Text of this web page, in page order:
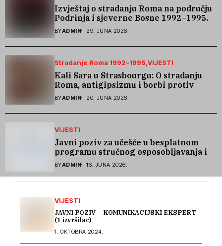
Izvještaj o stradanju Roma na području
Podrinja i sjeverne Bosne 1992–1995.
godine
BYADMIN 29. JUNA 2026.
Stradanje Roma 1992–1995 VIJESTI
Kali Sara u Strasbourgu: O stradanju
Roma, antigipsizmu i borbi protiv
govora mržnje
BYADMIN 20. JUNA 2026.
VIJESTI
Javni poziv za učešće u besplatnom
programu stručnog osposobljavanja i
podrške pri zapošljavanju
BYADMIN 16. JUNA 2026.
VIJESTI
JAVNI POZIV – KOMUNIKACIJSKI EKSPERT
(1 izvršilac)
1. OKTOBRA 2024.